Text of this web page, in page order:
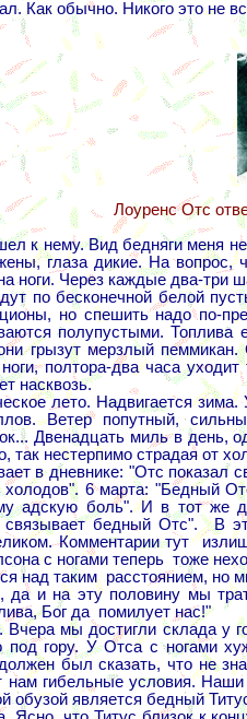
Как обычно. Никого это не
Лоуренс Отс
к нему. Вид бедняги меня
глаза дикие. На вопрос,
ноги. Через каждые два-три
бесконечной белой
но спешить надо по-
полупустыми.
грызут мерзлый
полтора-два часа
насквозь.
лето. Надвигается зима.
Ветер попутный,
Двенадцать миль в
так нестерпимо страдая от
в дневнике: "Отс показал
6 марта: "Бедный
адскую боль". И в тот же
бедный Отс". В
Комментарии тут
с ногами теперь тоже
над таким расстоянием, но
да и на эту половину мы
Бог да помилует нас!"
мы достигли склада у
под гору. У Отса с ногами
был сказать, что не
нам гибельные условия.
обузой является бедный